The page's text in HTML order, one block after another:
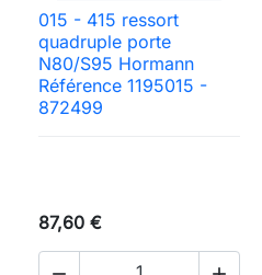
015 - 415 ressort
quadruple porte
N80/S95 Hormann
Référence 1195015 -
872499
87,60 €